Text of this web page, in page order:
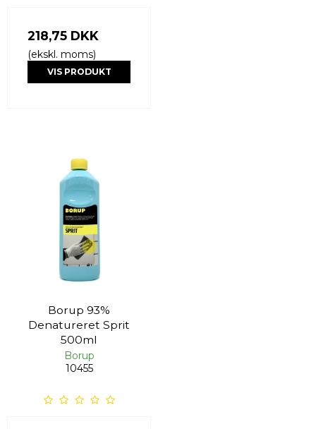
218,75 DKK
(ekskl. moms)
VIS PRODUKT
Borup 93%
Denatureret Sprit
500ml
Borup
10455